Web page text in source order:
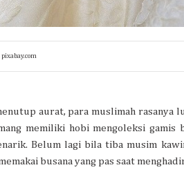
aurat, para muslimah rasanya
memiliki hobi mengoleksi gamis
Belum lagi bila tiba musim
busana yang pas saat